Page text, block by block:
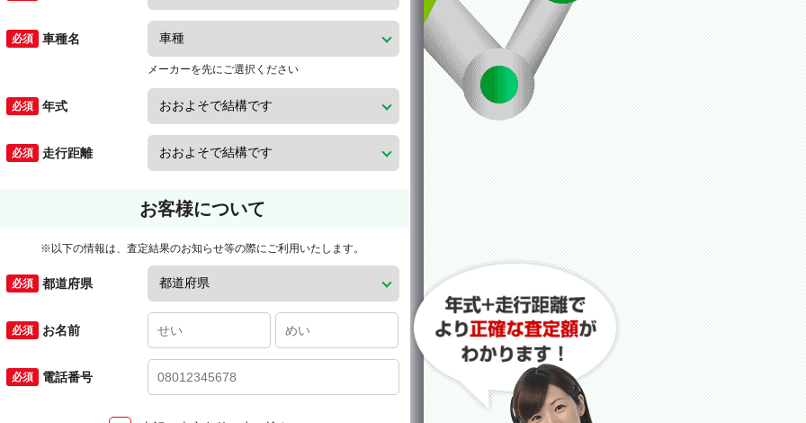
車種名
メーカーを先にご選択ください
年式
走行距離
お客様について
※以下の情報は、査定結果のお知らせ等の際にご利用いたします。
都道府県
お名前
電話番号